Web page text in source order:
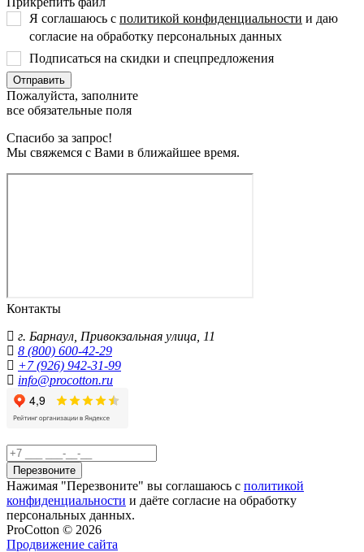
Я соглашаюсь с политикой конфиденциальности и даю
согласие на обработку персональных данных
Подписаться на скидки и спецпредложения
Пожалуйста, заполните
все обязательные поля
Спасибо за запрос!
Мы свяжемся с Вами в ближайшее время.
Контакты
г. Барнаул Привокзальная улица, 11
8 (800) 600-42-29
+7 (926) 942-31-99
info@procotton.ru
Перезвоните
Нажимая "Перезвоните" вы соглашаюсь с политикой
конфиденциальности и даёте согласие на обработку
персональных данных.
ProCotton © 2026
Продвижение сайта